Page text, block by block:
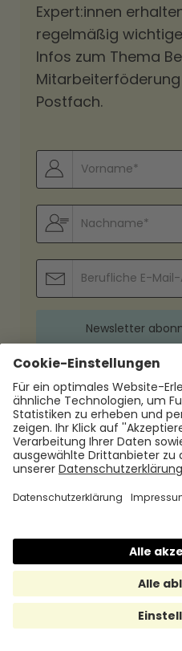
Expert:innen
regelmäßig
Infos zum Thema
Postfach.
Mit dem Absenden dieses
stimmen Sie der
Übermittlung der
von Informationen zu
Produkten von Hrmony zu.
Sie in unserer
Ihr Unternehmen mit
Win-Win